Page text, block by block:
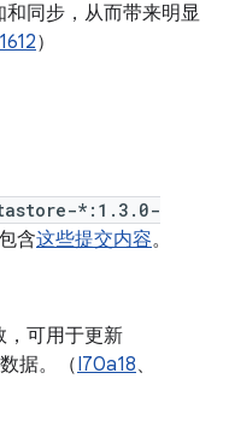
同步，从而带来明显
）
*:1.3.0-
含这些提交内容。
，可用于更新
据。（I70a18、